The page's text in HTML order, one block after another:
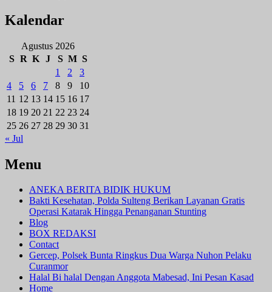
Kalendar
Agustus 2026
S R K J S M S
1
2
3
4
5 6 7 8 9
10
11 12 13 14 15 16 17
18 19 20 21 22 23 24
25 26 27 28 29 30 31
« Jul
Menu
ANEKA BERITA BIDIK HUKUM
Bakti Kesehatan, Polda Sulteng Berikan Layanan Gratis
Operasi Katarak Hingga Penanganan Stunting
Blog
BOX REDAKSI
Contact
Gercep, Polsek Bunta Ringkus Dua Warga Nuhon Pelaku
Curanmor
Halal Bi halal Dengan Anggota Mabesad, Ini Pesan Kasad
Home